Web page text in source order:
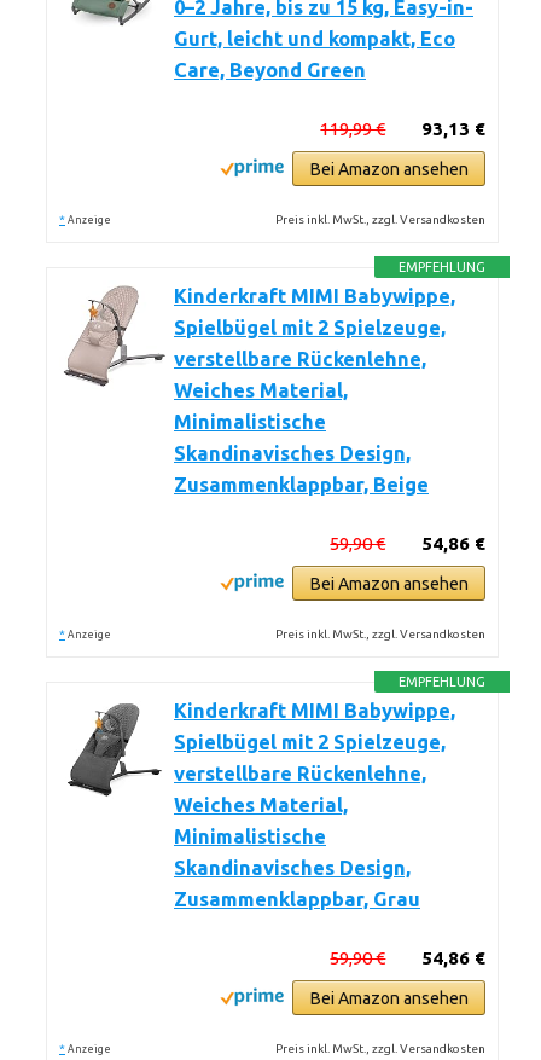
0–2 Jahre, bis zu 15 kg, Easy-in-
Gurt, leicht und kompakt, Eco
Care, Beyond Green
93,13 €
119,99 €
Bei Amazon ansehen
* Anzeige Preis inkl. MwSt., zzgl. Versandkosten
EMPFEHLUNG
Kinderkraft MIMI Babywippe,
Spielbügel mit 2 Spielzeuge,
verstellbare Rückenlehne,
Weiches Material,
Minimalistische
Skandinavisches Design,
Zusammenklappbar, Beige
54,86 €
59,90 €
Bei Amazon ansehen
* Anzeige Preis inkl. MwSt., zzgl. Versandkosten
EMPFEHLUNG
Kinderkraft MIMI Babywippe,
Spielbügel mit 2 Spielzeuge,
verstellbare Rückenlehne,
Weiches Material,
Minimalistische
Skandinavisches Design,
Zusammenklappbar, Grau
54,86 €
59,90 €
Bei Amazon ansehen
* Anzeige Preis inkl. MwSt., zzgl. Versandkosten